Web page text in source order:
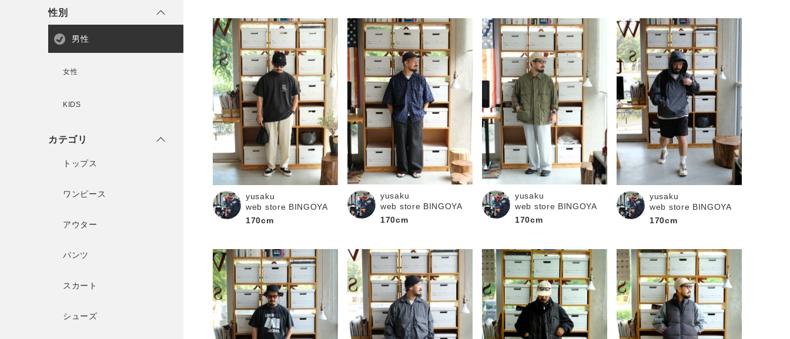
性別
男性
女性
KIDS
カテゴリ
トップス
ワンピース
アウター
パンツ
スカート
シューズ
yusaku
web store BINGOYA
170cm
yusaku
web store BINGOYA
170cm
yusaku
web store BINGOYA
170cm
yusaku
web store BINGOYA
170cm